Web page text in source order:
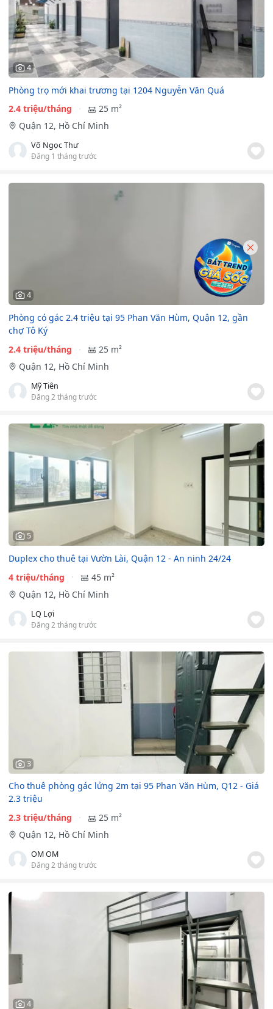
4
Phòng trọ mới khai trương tại 1204 Nguyễn Văn Quá
2.4 triệu/tháng
25 m²
Quận 12, Hồ Chí Minh
Võ Ngọc Thư
Đăng 1 tháng trước
4
Phòng có gác 2.4 triệu tại 95 Phan Văn Hùm, Quận 12, gần
chợ Tô Ký
2.4 triệu/tháng
25 m²
Quận 12, Hồ Chí Minh
Mỹ Tiên
Đăng 2 tháng trước
5
Duplex cho thuê tại Vườn Lài, Quận 12 - An ninh 24/24
4 triệu/tháng
45 m²
Quận 12, Hồ Chí Minh
LQ Lợi
Đăng 2 tháng trước
3
Cho thuê phòng gác lửng 2m tại 95 Phan Văn Hùm, Q12 - Giá
2.3 triệu
2.3 triệu/tháng
25 m²
Quận 12, Hồ Chí Minh
OM OM
Đăng 2 tháng trước
4